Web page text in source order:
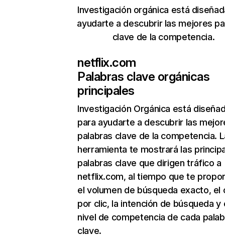
Investigación orgánica está
ayudarte a descubrir las mejores
clave de la competencia.
netflix.com
Palabras clave orgánicas
principales
Investigación Orgánica está
para ayudarte a descubrir las
palabras clave de la competencia.
herramienta te mostrará las
palabras clave que dirigen tráfico a
netflix.com, al tiempo que te
el volumen de búsqueda exacto, el
por clic, la intención de búsqueda y
nivel de competencia de cada
clave.